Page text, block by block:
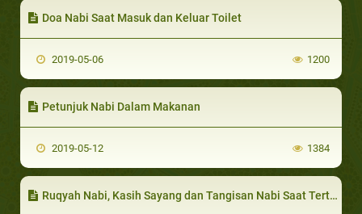
Doa Nabi Saat Masuk dan Keluar Toilet
2019-05-06 1200
Petunjuk Nabi Dalam Makanan
2019-05-12 1384
Ruqyah Nabi, Kasih Sayang dan Tangisan Nabi Saat Tertimpa Musibah